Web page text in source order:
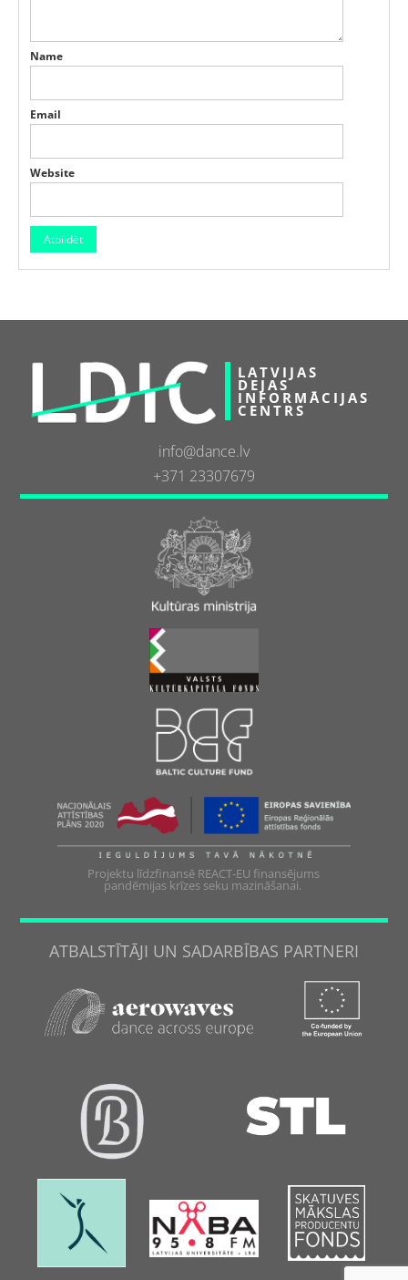
Name
Email
Website
LATVIJAS
DEJAS
INFORMĀCIJAS
CENTRS
info@dance.lv
+371 23307679
Projektu līdzfinansē REACT-EU finansējums
pandēmijas krīzes seku mazināšanai.
ATBALSTĪTĀJI UN SADARBĪBAS PARTNERI